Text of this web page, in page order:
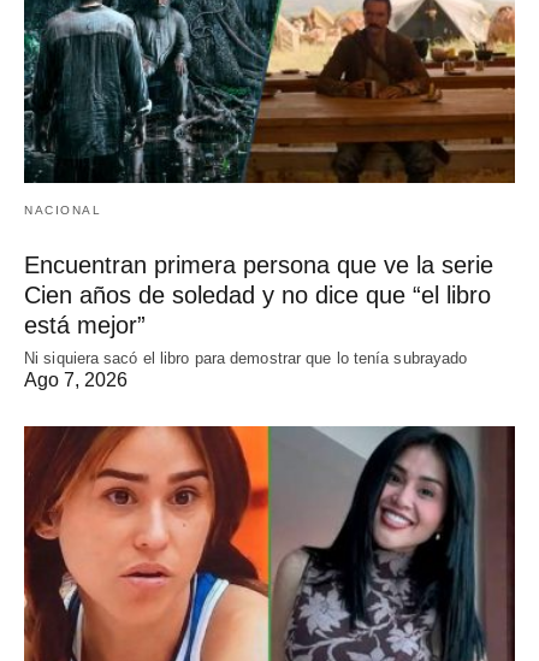
NACIONAL
Encuentran primera persona que ve la serie
Cien años de soledad y no dice que “el libro
está mejor”
Ni siquiera sacó el libro para demostrar que lo tenía subrayado
Ago 7, 2026